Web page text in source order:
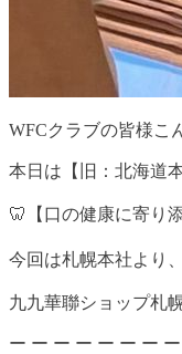
WFCクラブの皆様こ
本日は【旧：北海道
🦷【口の健康に寄り
今回は札幌本社より
九九華聯ショップ札
ー ー ー ー ー ー ー